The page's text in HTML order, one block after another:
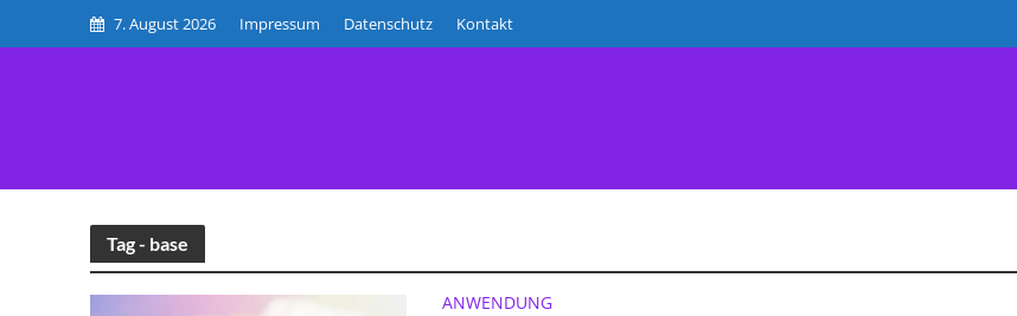
7. August 2026 Impressum Datenschutz Kontakt
Tag - base
ANWENDUNG